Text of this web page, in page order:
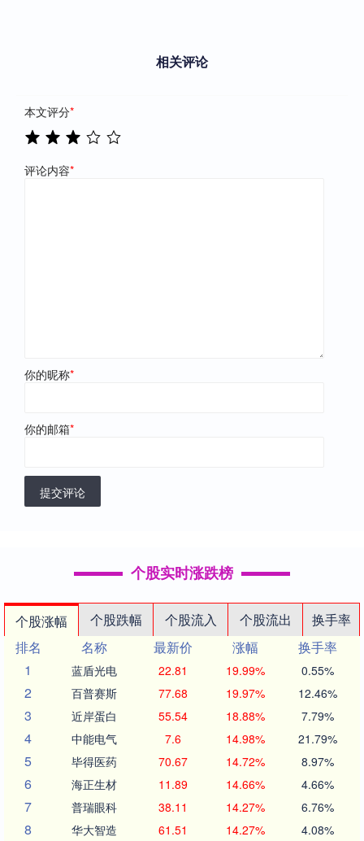
相关评论
本文评分*
评论内容*
你的昵称*
你的邮箱*
提交评论
个股实时涨跌榜
个股涨幅 个股跌幅 个股流入 个股流出
换手率
排名
名称 最新价 涨幅
换手率
1
蓝盾光电 22.81 19.99% 0.55%
2 百普赛斯 77.68 19.97% 12.46%
3 近岸蛋白 55.54 18.88% 7.79%
4 中能电气 7.6 14.98% 21.79%
5 毕得医药 70.67 14.72% 8.97%
6 海正生材 11.89 14.66% 4.66%
7 普瑞眼科 38.11 14.27% 6.76%
8 华大智造 61.51 14.27% 4.08%